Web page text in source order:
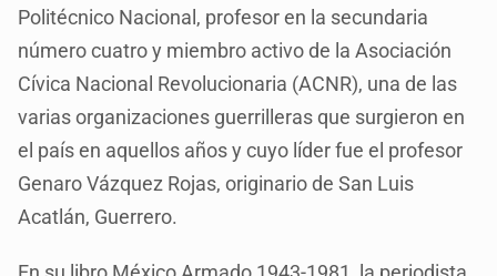
Politécnico Nacional, profesor en la secundaria
número cuatro y miembro activo de la Asociación
Cívica Nacional Revolucionaria (ACNR), una de las
varias organizaciones guerrilleras que surgieron en
el país en aquellos años y cuyo líder fue el profesor
Genaro Vázquez Rojas, originario de San Luis
Acatlán, Guerrero.